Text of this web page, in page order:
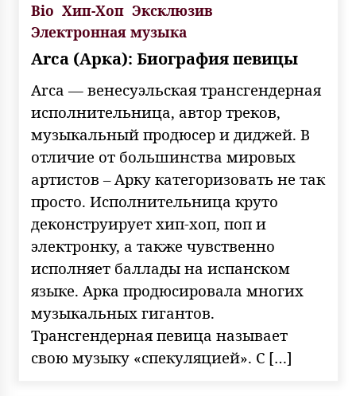
Bio Хип-Хоп Эксклюзив
Электронная музыка
Arca (Арка): Биография певицы
Arca — венесуэльская трансгендерная
исполнительница, автор треков,
музыкальный продюсер и диджей. В
отличие от большинства мировых
артистов – Арку категоризовать не так
просто. Исполнительница круто
деконструирует хип-хоп, поп и
электронку, а также чувственно
исполняет баллады на испанском
языке. Арка продюсировала многих
музыкальных гигантов.
Трансгендерная певица называет
свою музыку «спекуляцией». С […]